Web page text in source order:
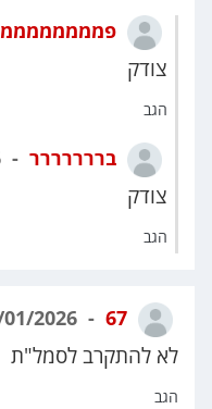
פממממממממ
צודק
הגב
בררררררר
צודק
הגב
67
לא להתקרב לסמל"ת
הגב